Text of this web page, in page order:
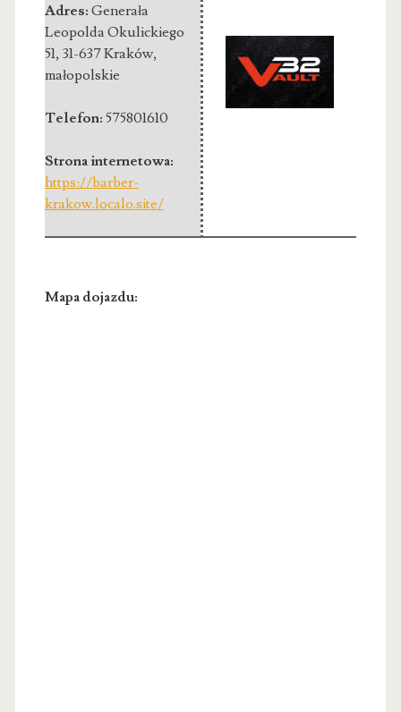
Adres: Generała
Leopolda Okulickiego
51, 31-637 Kraków,
małopolskie
Telefon: 575801610
Strona internetowa:
https://barber-
krakow.localo.site/
Mapa dojazdu: